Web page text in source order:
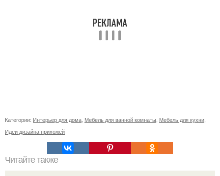
Категории: Интерьер для дома Мебель для ванной комнаты Мебель для кухни
Идеи дизайна прихожей
Читайте также